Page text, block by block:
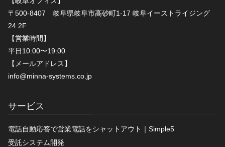
〒500-8407 岐阜県岐阜市高砂町1-17 岐阜イーストライジング
24 2F
【営業時間】
平日10:00〜19:00
【メールアドレス】
info@minna-systems.co.jp
サービス
電話自動応答で営業電話をシャットアウト｜Simple5
受託システム開発